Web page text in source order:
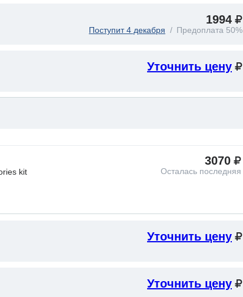
1994
Поступит 4 декабря Предоплата 50%
Уточнить цену
kit
3070
Осталась последняя
Уточнить цену
Уточнить цену